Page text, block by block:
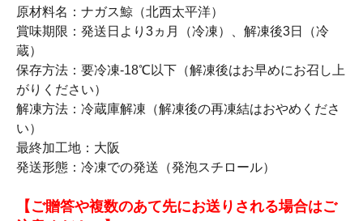
原材料名：ナガス鯨（北西太平洋）
賞味期限：発送日より3ヵ月（冷凍）、解凍後3日（冷
蔵）
保存方法：要冷凍-18℃以下（解凍後はお早めにお召し上
がりください）
解凍方法：冷蔵庫解凍（解凍後の再凍結はおやめくださ
い）
最終加工地：大阪
発送形態：冷凍での発送（発泡スチロール）
【ご贈答や複数のあて先にお送りされる場合はご